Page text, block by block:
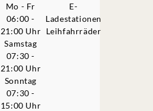
Mo - Fr
06:00 -
21:00 Uhr
Samstag
07:30 -
21:00 Uhr
Sonntag
07:30 -
15:00 Uhr
E-
Ladestationen
Leihfahrräder